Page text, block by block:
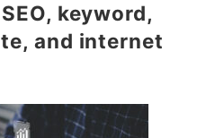
keyword,
and internet